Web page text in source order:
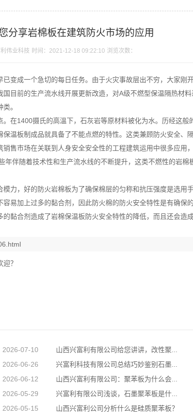
分享岩棉板在建筑防火市场的应用
伟业科技 时间：2021-12-18 09:22:10 浏览次数：
变成一个急切的每日任务。由于火灾事故层出不穷，大家刚
目前的生产流水线开展更新改造，对A级不燃型保温隔热材
。
在1400摄氏的高溫下，石灰岩等原材料被化为水。历经这般
温板制成品就具备了不能点燃的特性。这类兼顾防火安全、
售市场在关联到人身安全安全性的工程建筑运用中很多应用
伴随着技术性和生产流水线的不断提升，这类不燃性的岩棉
力，好的防火岩棉板为了确保棉层的匀称和抗压强度是选用
易加上过多的黏合剂，因此防火棉的防火安全特性是有确保
黏合剂造成了岩棉保温板防火安全特性的降低，而且还会造
？
2026-07-10 山西兴富利有限公司给您讲讲，改性聚...
2026-06-26 兴富利科技有限公司总结巧妙鉴别石墨...
2026-06-12 山西兴富利有限公司：聚苯板为什么会...
2026-05-29 兴富利有限公司浅谈，石墨聚苯板是什...
2026-05-15 山西兴富利公司分析什么是硅质聚苯板？